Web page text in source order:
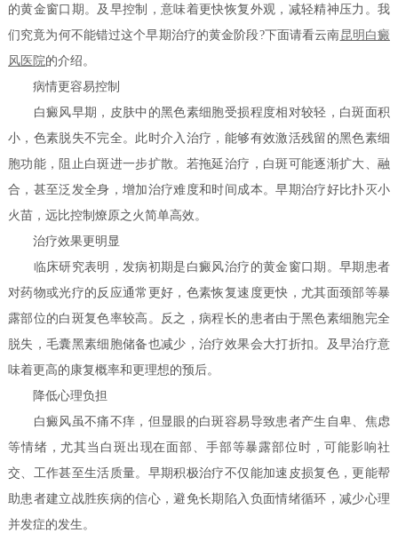
的黄金窗口期。及早控制，意味着更快恢复外观，减轻精神压力。我
们究竟为何不能错过这个早期治疗的黄金阶段?下面请看云南昆明白癜
风医院的介绍。
病情更容易控制
白癜风早期，皮肤中的黑色素细胞受损程度相对较轻，白斑面积
小，色素脱失不完全。此时介入治疗，能够有效激活残留的黑色素细
胞功能，阻止白斑进一步扩散。若拖延治疗，白斑可能逐渐扩大、融
合，甚至泛发全身，增加治疗难度和时间成本。早期治疗好比扑灭小
火苗，远比控制燎原之火简单高效。
治疗效果更明显
临床研究表明，发病初期是白癜风治疗的黄金窗口期。早期患者
对药物或光疗的反应通常更好，色素恢复速度更快，尤其面颈部等暴
露部位的白斑复色率较高。反之，病程长的患者由于黑色素细胞完全
脱失，毛囊黑素细胞储备也减少，治疗效果会大打折扣。及早治疗意
味着更高的康复概率和更理想的预后。
降低心理负担
白癜风虽不痛不痒，但显眼的白斑容易导致患者产生自卑、焦虑
等情绪，尤其当白斑出现在面部、手部等暴露部位时，可能影响社
交、工作甚至生活质量。早期积极治疗不仅能加速皮损复色，更能帮
助患者建立战胜疾病的信心，避免长期陷入负面情绪循环，减少心理
并发症的发生。